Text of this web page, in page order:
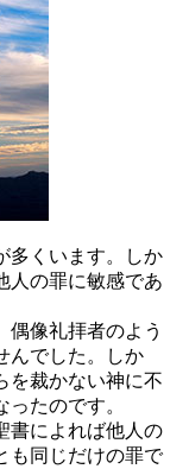
多くいます。しか
人の罪に敏感であ
偶像礼拝者のよう
んでした。しか
を裁かない神に不
たのです。
書によれば他人の
も同じだけの罪で